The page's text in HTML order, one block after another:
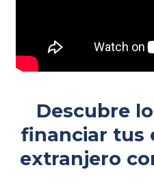
Descubre
financiar tus
extranjero